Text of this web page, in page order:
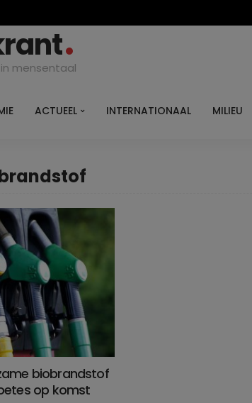
mensentaal
ACTUEEL INTERNATIONAAL MILIEU
biobrandstof
op komst